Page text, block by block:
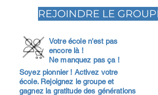
REJOINDRE LE GROUPE
Votre école n'est pas
encore là !
Ne manquez pas ça !
Soyez pionnier ! Activez votre
école. Rejoignez le groupe et
gagnez la gratitude des générations